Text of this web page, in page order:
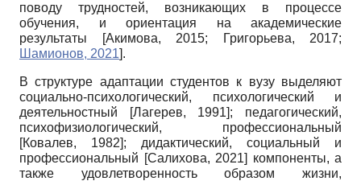
поводу трудностей, возникающих в процессе
обучения, и ориентация на академические
результаты
[Акимова, 2015; Григорьева, 2017;
Шамионов, 2021].
В структуре адаптации студентов к вузу выделяют
социально-психологический, психологический и
деятельностный
[Лагерев, 1991]; педагогический,
психофизиологический, профессиональный
[Ковалев, 1982]; дидактический, социальный и
профессиональный [Салихова, 2021] компоненты, а
также удовлетворенность образом жизни,